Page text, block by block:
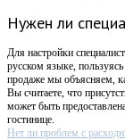
Нужен ли
Для настройки
русском языке,
продаже мы объясняем,
Вы считаете, что
может быть
гостинице.
Нет ли проблем с